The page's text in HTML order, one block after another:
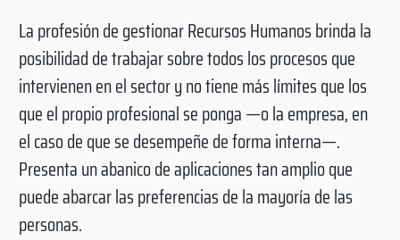
La profesión de gestionar Recursos Humanos brinda la
posibilidad de trabajar sobre todos los procesos que
intervienen en el sector y no tiene más límites que los
que el propio profesional se ponga —o la empresa, en
el caso de que se desempeñe de forma interna—.
Presenta un abanico de aplicaciones tan amplio que
puede abarcar las preferencias de la mayoría de las
personas.